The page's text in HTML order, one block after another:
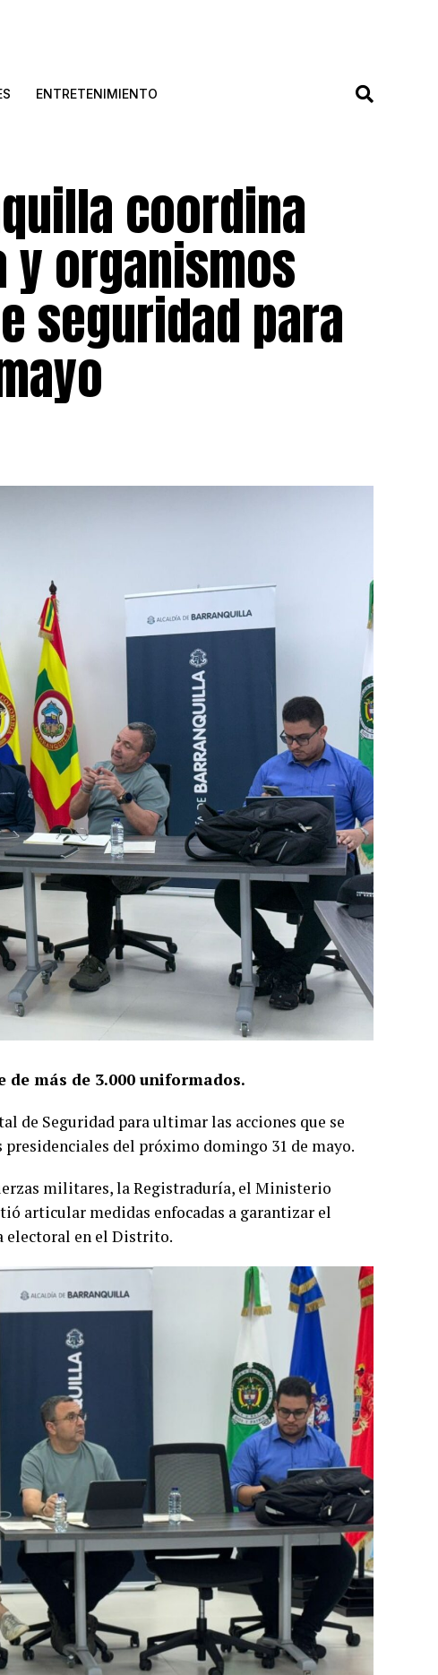
ENTRETENIMIENTO
coordina
y organismos
seguridad para
más de 3.000 uniformados.
de Seguridad para ultimar las acciones que se
del próximo domingo 31 de mayo.
militares, la Registraduría, el Ministerio
articular medidas enfocadas a garantizar el
electoral en el Distrito.